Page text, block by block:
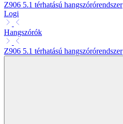
Z906 5.1 térhatású hangszórórendszer
Logi
Hangszórók
Z906 5.1 térhatású hangszórórendszer